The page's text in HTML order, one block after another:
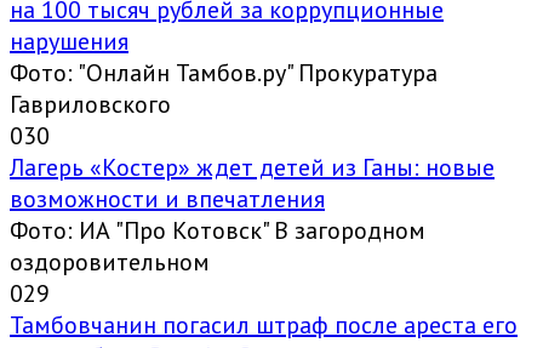
на 100 тысяч рублей за коррупционные
нарушения
Фото: "Онлайн Тамбов.ру" Прокуратура
Гавриловского
030
Лагерь «Костер» ждет детей из Ганы: новые
возможности и впечатления
Фото: ИА "Про Котовск" В загородном
оздоровительном
029
Тамбовчанин погасил штраф после ареста его